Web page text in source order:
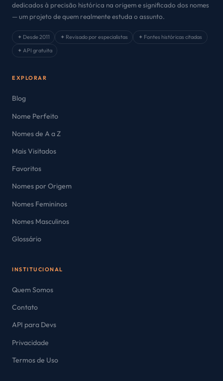
dedicados à precisão histórica na origem e significado dos nomes
— um projeto de quem realmente estuda o assunto.
✦ Desde 2011 ✦ Revisado por especialistas
✦ Fontes históricas citadas
✦ API gratuita
EXPLORAR
Blog
Nome Perfeito
Nomes de A a Z
Mais Visitados
Favoritos
Nomes por Origem
Nomes Femininos
Nomes Masculinos
Glossário
INSTITUCIONAL
Quem Somos
Contato
API para Devs
Privacidade
Termos de Uso